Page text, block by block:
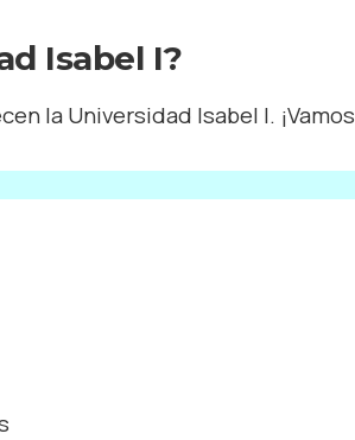
Isabel I?
la Universidad Isabel I. ¡Vamos